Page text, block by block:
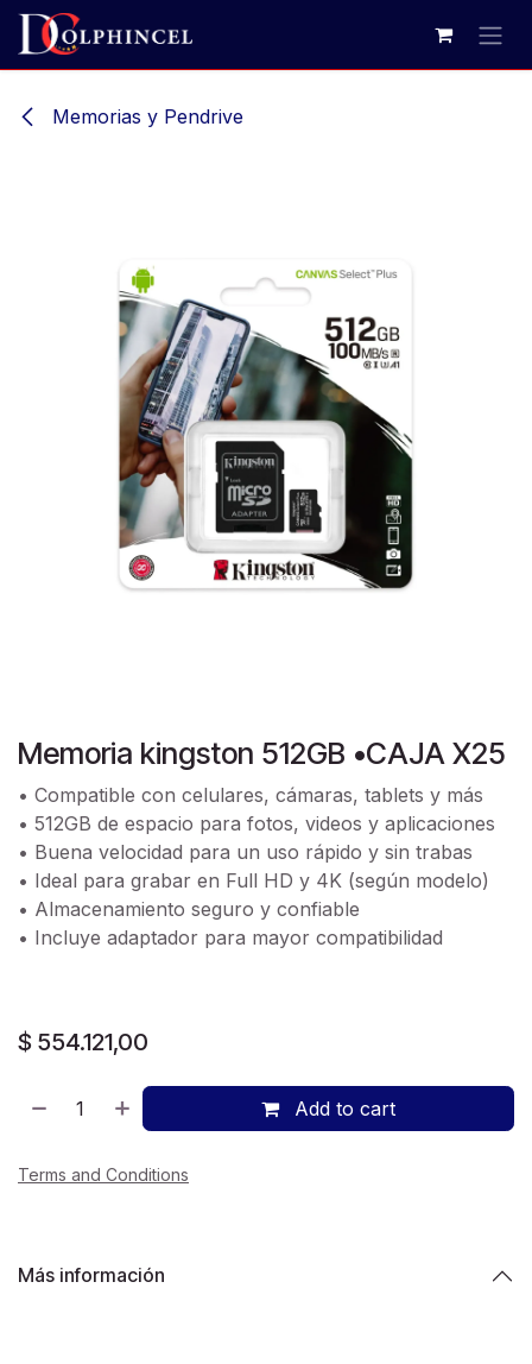
Ir al contenido
Memorias y Pendrive
Memoria kingston 512GB •CAJA X25
• Compatible con celulares, cámaras, tablets y más
• 512GB de espacio para fotos, videos y aplicaciones
• Buena velocidad para un uso rápido y sin trabas
• Ideal para grabar en Full HD y 4K (según modelo)
• Almacenamiento seguro y confiable
• Incluye adaptador para mayor compatibilidad
$ 554.121,00
Add to cart
Terms and Conditions
Más información